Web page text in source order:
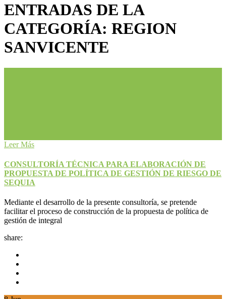
ENTRADAS DE LA
CATEGORÍA: REGION
SANVICENTE
Leer Más
CONSULTORÍA TÉCNICA PARA ELABORACIÓN DE
PROPUESTA DE POLÍTICA DE GESTIÓN DE RIESGO DE
SEQUIA
Mediante el desarrollo de la presente consultoría, se pretende
facilitar el proceso de construcción de la propuesta de política de
gestión de integral
share: